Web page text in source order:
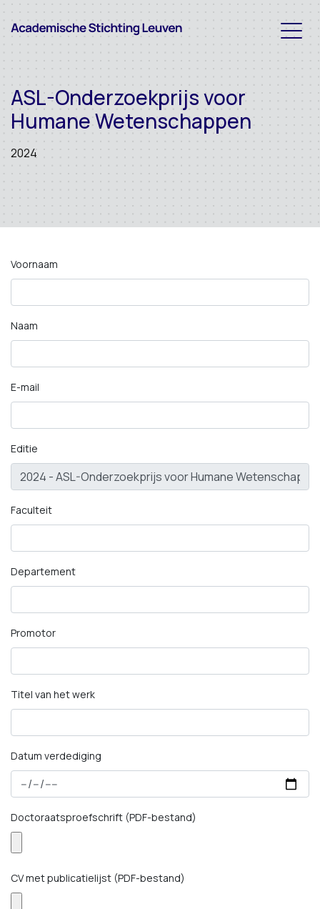
ASL-Onderzoekprijs voor
Humane Wetenschappen
2024
Voornaam
Naam
E-mail
Editie
Faculteit
Departement
Promotor
Titel van het werk
Datum verdediging
Doctoraatsproefschrift (PDF-bestand)
CV met publicatielijst (PDF-bestand)